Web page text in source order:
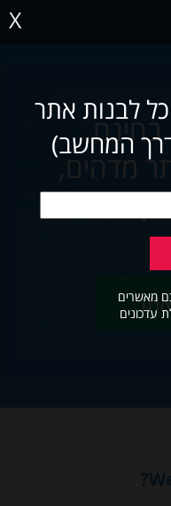
X
לבנות אתר
המחשב)
מאשרים
עדכונים
בחינם
מדהים,
אתר